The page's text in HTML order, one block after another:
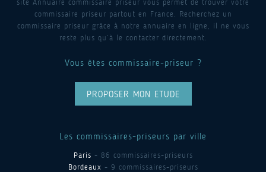
site Annuaire commissaire priseur vous permet de trouver votre
commissaire priseur partout en France. Recherchez un
commissaire priseur grâce à notre annuaire en ligne, il ne vous
reste plus qu’à le contacter directement.
Vous êtes commissaire-priseur ?
PROPOSER MON ETUDE
Les commissaires-priseurs par ville
Paris - 86 commissaires-priseurs
Bordeaux - 9 commissaires-priseurs